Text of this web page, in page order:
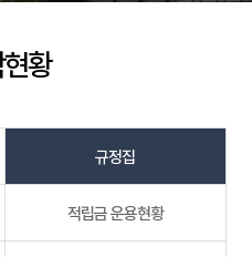
황
규정집
적립금 운용현황